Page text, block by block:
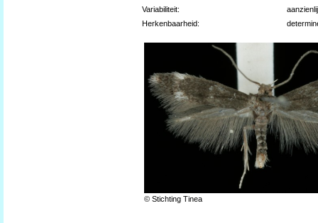
Variabiliteit:
Herkenbaarheid:
© Stichting Tinea